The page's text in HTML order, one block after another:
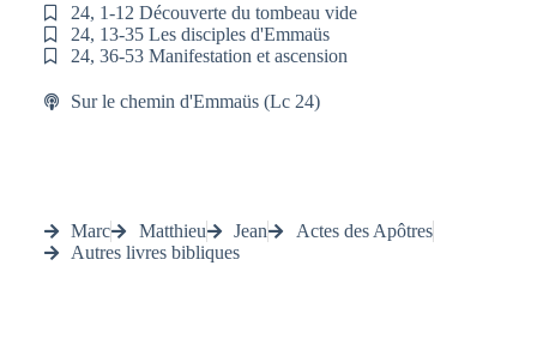
24, 1-12 Découverte du tombeau vide
24, 13-35 Les disciples d'Emmaüs
24, 36-53 Manifestation et ascension
Sur le chemin d'Emmaüs (Lc 24)
Marc Matthieu Jean
Actes des Apôtres
Autres livres bibliques